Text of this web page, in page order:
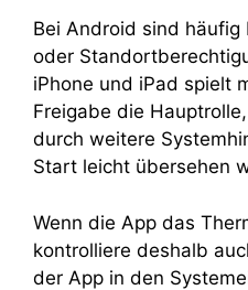
Bei Android sind
oder
iPhone und iPad spielt
Freigabe die
durch weitere
Start leicht übersehen
Wenn die App das
kontrolliere deshalb
der App in den